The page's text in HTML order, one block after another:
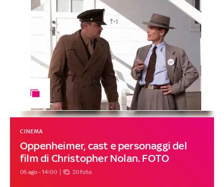
Oppenheimer, cast e personaggi del
film di Christopher Nolan. FOTO
CINEMA
05 ago - 14:00 20 foto